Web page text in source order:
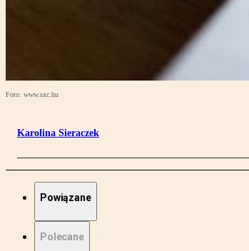
Foto: www.sxc.hu
Karolina Sieraczek
Powiązane
Polecane